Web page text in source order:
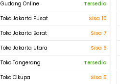
Gudang Online
Tersedia
Toko Jakarta Pusat
Sisa 10
Toko Jakarta Barat
Sisa 7
Toko Jakarta Utara
Sisa 6
Toko Tangerang
Tersedia
Toko Cikupa
Sisa 5